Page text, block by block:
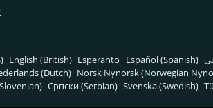
English (British) Esperanto Español (Spanish)
(Dutch) Norsk Nynorsk (Norwegian
Српски (Serbian) Svenska (Swedish)